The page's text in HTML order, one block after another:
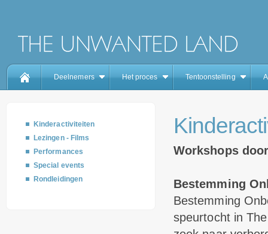
Deelnemers Het proces Tentoonstelling
Kinderactiviteiten
Lezingen - Films
Performances
Special events
Rondleidingen
Workshops
Bestemming
Bestemming
speurtocht in